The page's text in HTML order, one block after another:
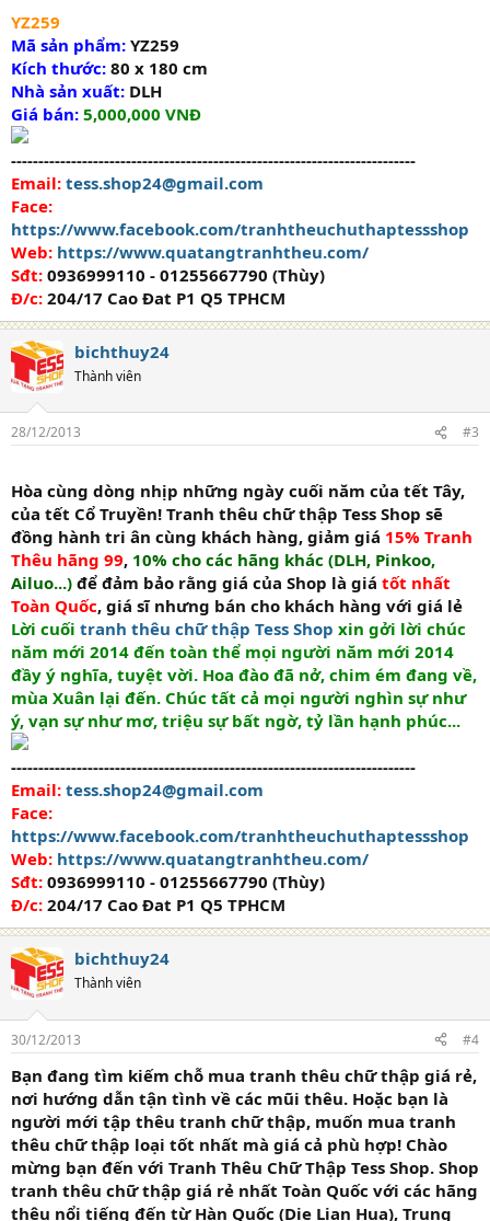
YZ259
Mã sản phẩm: YZ259
Kích thước: 80 x 180 cm
Nhà sản xuất: DLH
Giá bán: 5,000,000 VNĐ
--------------------------------------------------------------------------
Email: tess.shop24@gmail.com
Face:
https://www.facebook.com/tranhtheuchuthaptessshop
Web: https://www.quatangtranhtheu.com/
Sđt: 0936999110 - 01255667790 (Thùy)
Đ/c: 204/17 Cao Đat P1 Q5 TPHCM
bichthuy24
Thành viên
28/12/2013 #3
Hòa cùng dòng nhịp những ngày cuối năm của tết Tây,
của tết Cổ Truyền! Tranh thêu chữ thập Tess Shop sẽ
đồng hành tri ân cùng khách hàng, giảm giá 15% Tranh
Thêu hãng 99, 10% cho các hãng khác (DLH, Pinkoo,
Ailuo...) để đảm bảo rằng giá của Shop là giá tốt nhất
Toàn Quốc, giá sĩ nhưng bán cho khách hàng với giá lẻ
Lời cuối tranh thêu chữ thập Tess Shop xin gởi lời chúc
năm mới 2014 đến toàn thể mọi người năm mới 2014
đầy ý nghĩa, tuyệt vời. Hoa đào đã nở, chim ém đang về,
mùa Xuân lại đến. Chúc tất cả mọi người nghìn sự như
ý, vạn sự như mơ, triệu sự bất ngờ, tỷ lần hạnh phúc...
--------------------------------------------------------------------------
Email: tess.shop24@gmail.com
Face:
https://www.facebook.com/tranhtheuchuthaptessshop
Web: https://www.quatangtranhtheu.com/
Sđt: 0936999110 - 01255667790 (Thùy)
Đ/c: 204/17 Cao Đat P1 Q5 TPHCM
bichthuy24
Thành viên
30/12/2013 #4
Bạn đang tìm kiếm chỗ mua tranh thêu chữ thập giá rẻ,
nơi hướng dẫn tận tình về các mũi thêu. Hoặc bạn là
người mới tập thêu tranh chữ thập, muốn mua tranh
thêu chữ thập loại tốt nhất mà giá cả phù hợp! Chào
mừng bạn đến với Tranh Thêu Chữ Thập Tess Shop. Shop
tranh thêu chữ thập giá rẻ nhất Toàn Quốc với các hãng
thêu nổi tiếng đến từ Hàn Quốc (Die Lian Hua), Trung